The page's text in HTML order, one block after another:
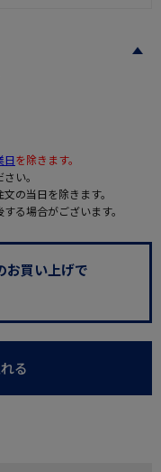
日を除きます。
い。
の当日を除きます。
る場合がございます。
お買い上げで
る